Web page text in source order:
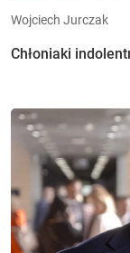
Wojciech Jurczak
Chłoniaki